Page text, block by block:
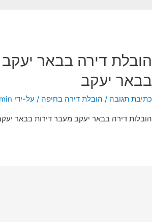
הובלת דירה בבאר
בבאר יעקב
כתיבת תגובה / הובלת דירה בחיפה / על-ידי
הובלות דירה בבאר יעקב מעבר דירות בבאר